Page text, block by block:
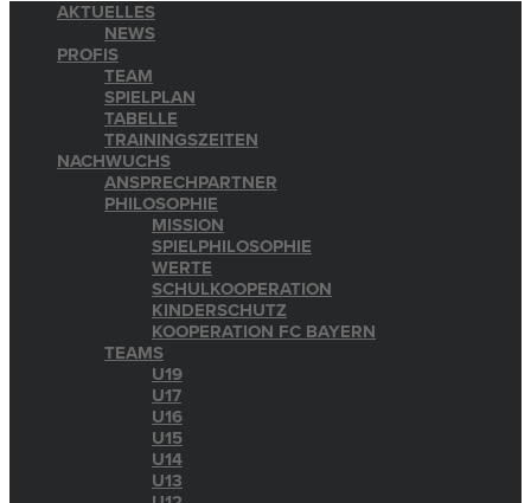
AKTUELLES
NEWS
PROFIS
TEAM
SPIELPLAN
TABELLE
TRAININGSZEITEN
NACHWUCHS
ANSPRECHPARTNER
PHILOSOPHIE
MISSION
SPIELPHILOSOPHIE
WERTE
SCHULKOOPERATION
KINDERSCHUTZ
KOOPERATION FC BAYERN
TEAMS
U19
U17
U16
U15
U14
U13